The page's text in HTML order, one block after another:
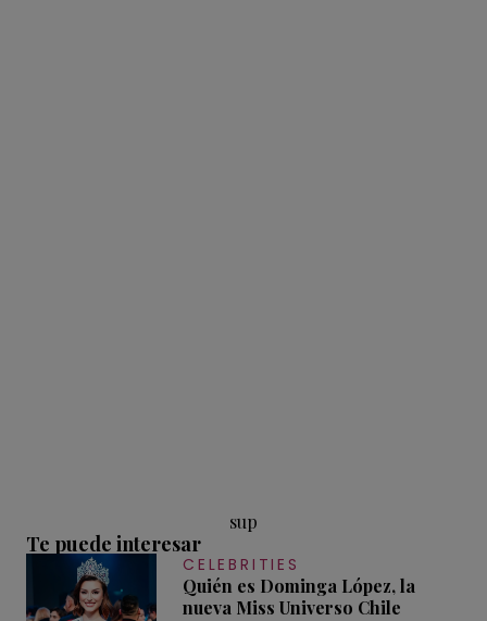
sup
Te puede interesar
CELEBRITIES
Quién es Dominga López, la
nueva Miss Universo Chile